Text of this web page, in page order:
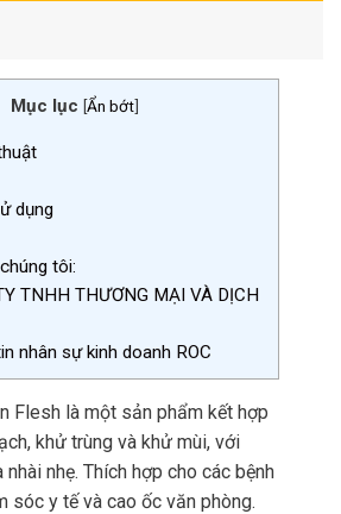
Mục lục [Ẩn bớt]
dụng
tôi:
TNHH THƯƠNG MẠI VÀ DỊCH
nhân sự kinh doanh ROC
Flesh là một sản phẩm kết hợp
khử trùng và khử mùi, với
nhẹ. Thích hợp cho các bệnh
sóc y tế và cao ốc văn phòng.